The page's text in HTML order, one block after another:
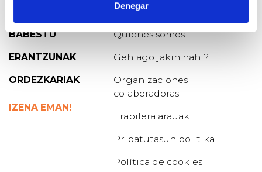
Denegar
BABESTU
ERANTZUNAK
ORDEZKARIAK
IZENA EMAN!
Blog de Osoigo
Quiénes somos
Gehiago jakin nahi?
Organizaciones
colaboradoras
Erabilera arauak
Pribatutasun politika
Política de cookies